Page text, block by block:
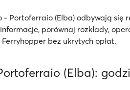
- Portoferraio (Elba) odbywają się
porównaj rozkłady,
bez ukrytych opłat.
(Elba):